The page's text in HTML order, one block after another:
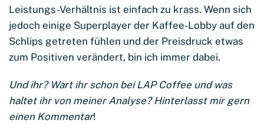
Leistungs-Verhältnis ist einfach zu krass. Wenn sich
jedoch einige Superplayer der Kaffee-Lobby auf den
Schlips getreten fühlen und der Preisdruck etwas
zum Positiven verändert, bin ich immer dabei.
Und ihr? Wart ihr schon bei LAP Coffee und was
haltet ihr von meiner Analyse? Hinterlasst mir gern
einen Kommentar!